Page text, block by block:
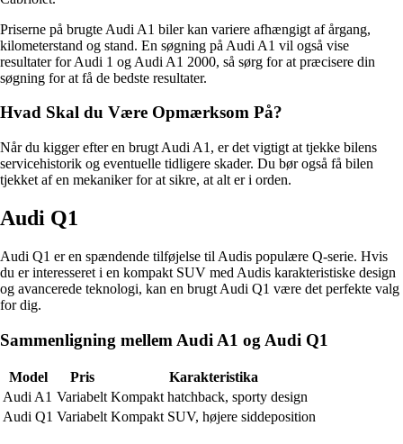
Priserne på brugte Audi A1 biler kan variere afhængigt af årgang,
kilometerstand og stand. En søgning på Audi A1 vil også vise
resultater for Audi 1 og Audi A1 2000, så sørg for at præcisere din
søgning for at få de bedste resultater.
Hvad Skal du Være Opmærksom På?
Når du kigger efter en brugt Audi A1, er det vigtigt at tjekke bilens
servicehistorik og eventuelle tidligere skader. Du bør også få bilen
tjekket af en mekaniker for at sikre, at alt er i orden.
Audi Q1
Audi Q1 er en spændende tilføjelse til Audis populære Q-serie. Hvis
du er interesseret i en kompakt SUV med Audis karakteristiske design
og avancerede teknologi, kan en brugt Audi Q1 være det perfekte valg
for dig.
Sammenligning mellem Audi A1 og Audi Q1
Model Pris
Karakteristika
Audi A1 Variabelt Kompakt hatchback, sporty design
Audi Q1 Variabelt Kompakt SUV, højere siddeposition